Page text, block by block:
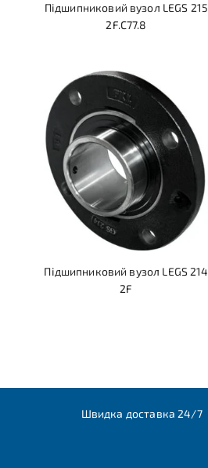
Підшипниковий вузол LEGS 215
2F.C77.8
Підшипниковий вузол LEGS 214
2F
Швидка доставка 24/7